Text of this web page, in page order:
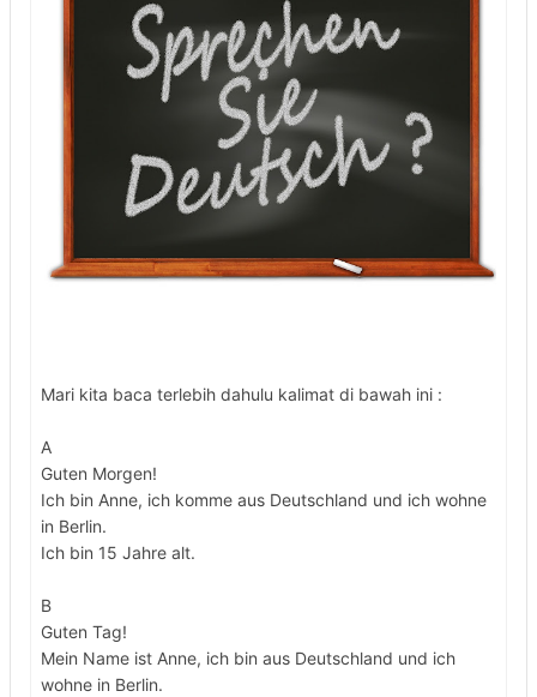
Mari kita baca terlebih dahulu kalimat di bawah ini :
A
Guten Morgen!
Ich bin Anne, ich komme aus Deutschland und ich wohne
in Berlin.
Ich bin 15 Jahre alt.
B
Guten Tag!
Mein Name ist Anne, ich bin aus Deutschland und ich
wohne in Berlin.